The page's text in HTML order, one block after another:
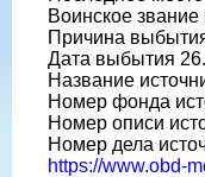
Воинское
Причина
Дата выбытия
Название
Номер фонда
Номер описи
Номер дела
https://www.obd-